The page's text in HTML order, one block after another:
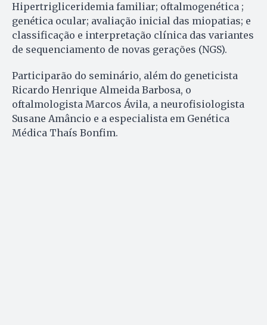
Hipertrigliceridemia familiar; oftalmogenética ;
genética ocular; avaliação inicial das miopatias; e
classificação e interpretação clínica das variantes
de sequenciamento de novas gerações (NGS).
Participarão do seminário, além do geneticista
Ricardo Henrique Almeida Barbosa, o
oftalmologista Marcos Ávila, a neurofisiologista
Susane Amâncio e a especialista em Genética
Médica Thaís Bonfim.